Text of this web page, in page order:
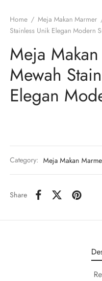
Home / Meja Makan Marmer
Stainless Unik Elegan Modern
Meja
Mewah
Elegan
Category: Meja Makan
Share